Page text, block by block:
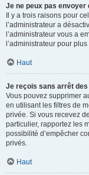
Je ne peux pas
Il y a trois raisons pour
l’administrateur a
l’administrateur vous a
l’administrateur pour
Haut
Je reçois sans arrêt
Vous pouvez supprimer
en utilisant les filtres de
privée. Si vous recevez
particulier, rapportez les
possibilité d’empêcher
privés.
Haut